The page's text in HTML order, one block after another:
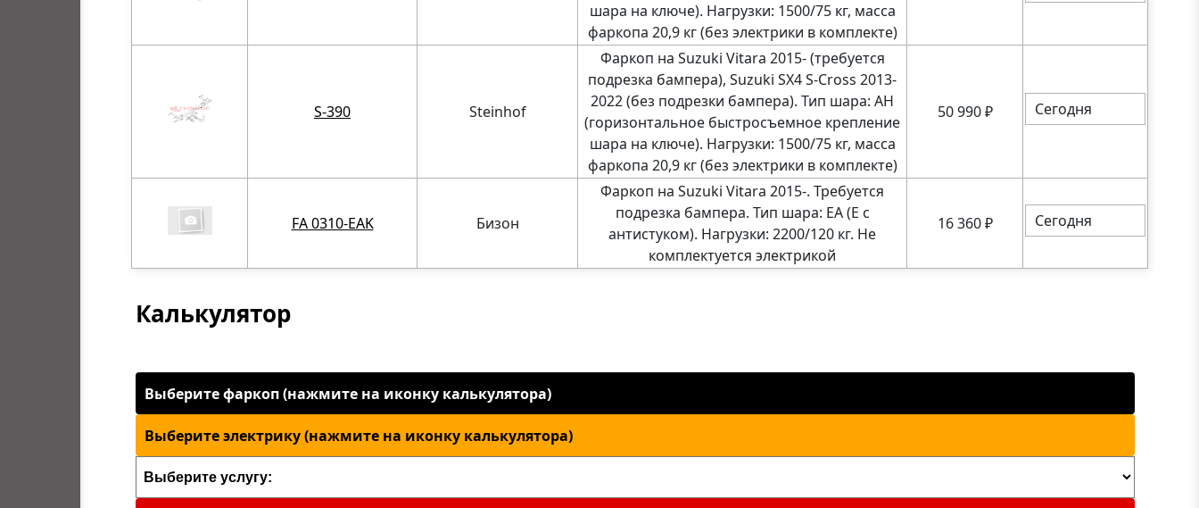
шара на ключе). Нагрузки: 1500/75 кг, масса
фаркопа 20,9 кг (без электрики в комплекте)
S-390 Steinhof
Фаркоп на Suzuki Vitara 2015- (требуется
подрезка бампера), Suzuki SX4 S-Cross 2013-
2022 (без подрезки бампера). Тип шара: AH
(горизонтальное быстросъемное крепление
шара на ключе). Нагрузки: 1500/75 кг, масса
фаркопа 20,9 кг (без электрики в комплекте)
50 990₽ Сегодня
FA 0310-EAK Бизон
Фаркоп на Suzuki Vitara 2015-. Требуется
подрезка бампера. Тип шара: EA (E с
антистуком). Нагрузки: 2200/120 кг. Не
комплектуется электрикой
16 360₽ Сегодня
Калькулятор
Выберите фаркоп (нажмите на иконку калькулятора)
Выберите электрику (нажмите на иконку калькулятора)